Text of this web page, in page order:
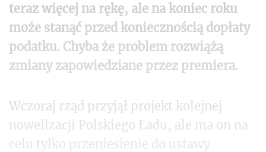
teraz więcej na rękę, ale na koniec roku
może stanąć przed koniecznością dopłaty
podatku. Chyba że problem rozwiążą
zmiany zapowiedziane przez premiera.
Wczoraj rząd przyjął projekt kolejnej
nowelizacji Polskiego Ładu, ale ma on na
celu tylko przeniesienie do ustawy